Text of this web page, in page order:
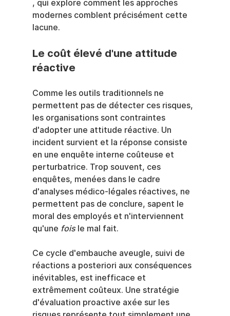
, qui explore comment les approches
modernes comblent précisément cette
lacune.
Le coût élevé d'une attitude
réactive
Comme les outils traditionnels ne
permettent pas de détecter ces risques,
les organisations sont contraintes
d'adopter une attitude réactive. Un
incident survient et la réponse consiste
en une enquête interne coûteuse et
perturbatrice. Trop souvent, ces
enquêtes, menées dans le cadre
d'analyses médico-légales réactives, ne
permettent pas de conclure, sapent le
moral des employés et n'interviennent
qu'une fois le mal fait.
Ce cycle d'embauche aveugle, suivi de
réactions a posteriori aux conséquences
inévitables, est inefficace et
extrêmement coûteux. Une stratégie
d'évaluation proactive axée sur les